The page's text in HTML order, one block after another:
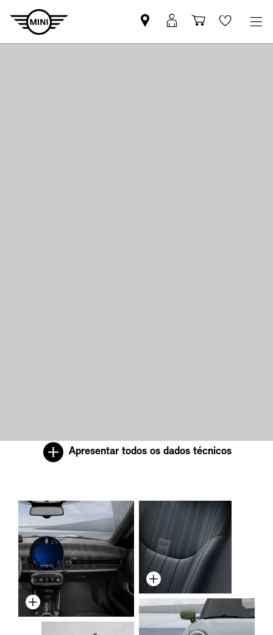
Pesquisar
parceiro
Iniciar
sessão
Carrinho
de
Wishlist
Apresentar todos os dados técnicos